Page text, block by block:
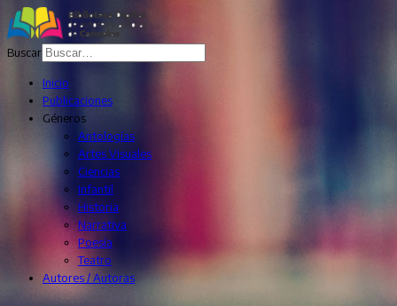
Buscar
Inicio
Publicaciones
Géneros
Antologías
Artes Visuales
Ciencias
Infantil
Historia
Narrativa
Poesía
Teatro
Autores / Autoras